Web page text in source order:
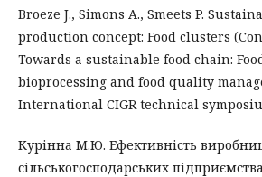
Broeze J., Simons A., Smeets P.
production concept: Food clusters
Towards a sustainable food chain:
bioprocessing and food quality
International CIGR technical
Курінна М.Ю. Ефективність
сільськогосподарських